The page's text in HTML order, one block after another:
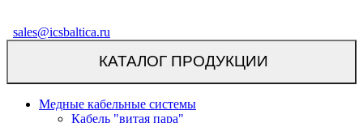
sales@icsbaltica.ru
КАТАЛОГ ПРОДУКЦИИ
Медные кабельные системы
Кабель "витая пара"